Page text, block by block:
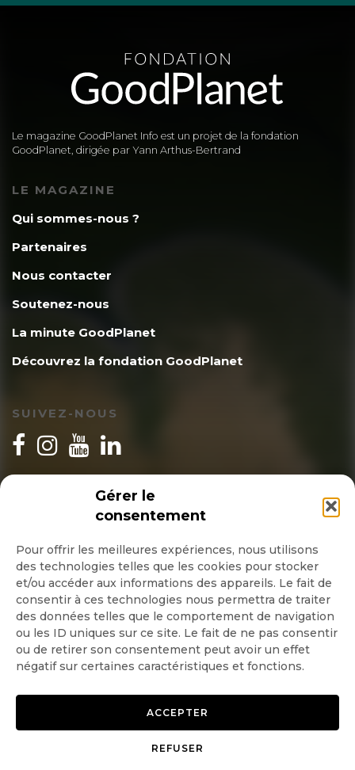
Gérer le
consentement
Pour offrir les meilleures expériences, nous utilisons
des technologies telles que les cookies pour stocker
et/ou accéder aux informations des appareils. Le fait de
consentir à ces technologies nous permettra de traiter
des données telles que le comportement de navigation
ou les ID uniques sur ce site. Le fait de ne pas consentir
ou de retirer son consentement peut avoir un effet
négatif sur certaines caractéristiques et fonctions.
ACCEPTER
REFUSER
Le magazine GoodPlanet Info est un projet de la fondation
GoodPlanet, dirigée par Yann Arthus-Bertrand
LE MAGAZINE
Qui sommes-nous ?
Partenaires
Nous contacter
Soutenez-nous
La minute GoodPlanet
Découvrez la fondation GoodPlanet
SUIVEZ-NOUS
INSCRIPTION NEWSLETTER
Quotidienne
Hebdo
OK